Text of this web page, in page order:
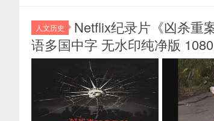
人文历史
Netflix纪录片《凶杀重
语多国中字 无水印纯净版